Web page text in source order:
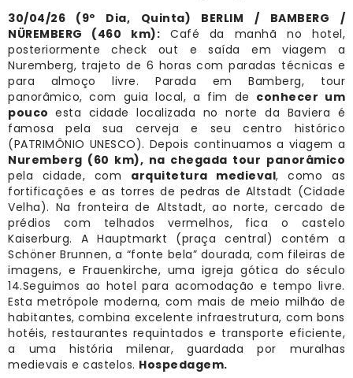
30/04/26 (9º Dia, Quinta) BERLIM / BAMBERG /
NÜREMBERG (460 km): Café da manhã no hotel,
posteriormente check out e saída em viagem a
Nuremberg, trajeto de 6 horas com paradas técnicas e
para almoço livre. Parada em Bamberg, tour
panorâmico, com guia local, a fim de conhecer um
pouco esta cidade localizada no norte da Baviera é
famosa pela sua cerveja e seu centro histórico
(PATRIMÔNIO UNESCO). Depois continuamos a viagem a
Nuremberg (60 km), na chegada tour panorâmico
pela cidade, com arquitetura medieval, como as
fortificações e as torres de pedras de Altstadt (Cidade
Velha). Na fronteira de Altstadt, ao norte, cercado de
prédios com telhados vermelhos, fica o castelo
Kaiserburg. A Hauptmarkt (praça central) contém a
Schöner Brunnen, a “fonte bela” dourada, com fileiras de
imagens, e Frauenkirche, uma igreja gótica do século
14.Seguimos ao hotel para acomodação e tempo livre.
Esta metrópole moderna, com mais de meio milhão de
habitantes, combina excelente infraestrutura, com bons
hotéis, restaurantes requintados e transporte eficiente,
a uma história milenar, guardada por muralhas
medievais e castelos. Hospedagem.